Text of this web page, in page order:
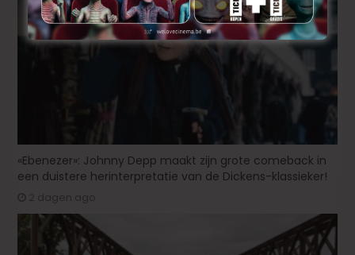
«Ebenezer»: Johnny Depp maakt zijn grote comeback in
een duistere herinterpretatie van de Dickens-klassieker!
2 dagen ago